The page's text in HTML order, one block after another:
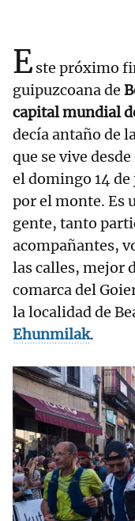
Este próximo
guipuzcoana de
capital mundial
decía antaño de
que se vive
el domingo 14
por el monte. Es
gente, tanto
acompañantes,
las calles, mejor
comarca del
la localidad de
Ehunmilak.
RELACIONADAS
g2h. La hermana
"pequeña de
Ehunmilak